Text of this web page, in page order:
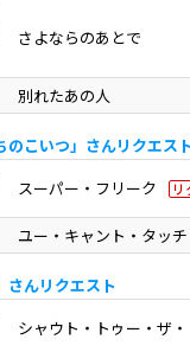
さよならのあとで
別れたあの人
のこいつ」さんリクエス
スーパー・フリーク
ユー・キャント・タッ
さんリクエスト
シャウト・トゥー・ザ